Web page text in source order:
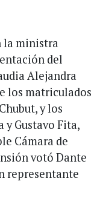
la ministra
del
Alejandra
los matriculados
y los
y Gustavo Fita,
Cámara de
votó Dante
representante